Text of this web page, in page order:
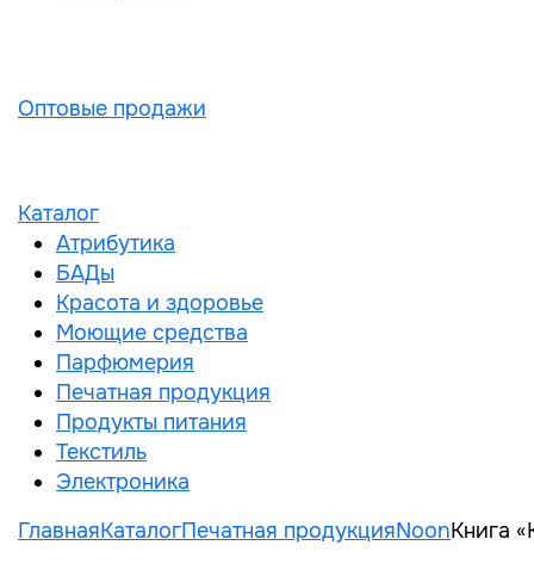
Оптовые продажи
Каталог
Атрибутика
БАДы
Красота и здоровье
Моющие средства
Парфюмерия
Печатная продукция
Продукты питания
Текстиль
Электроника
ГлавнаяКаталогПечатная продукцияNoonКнига